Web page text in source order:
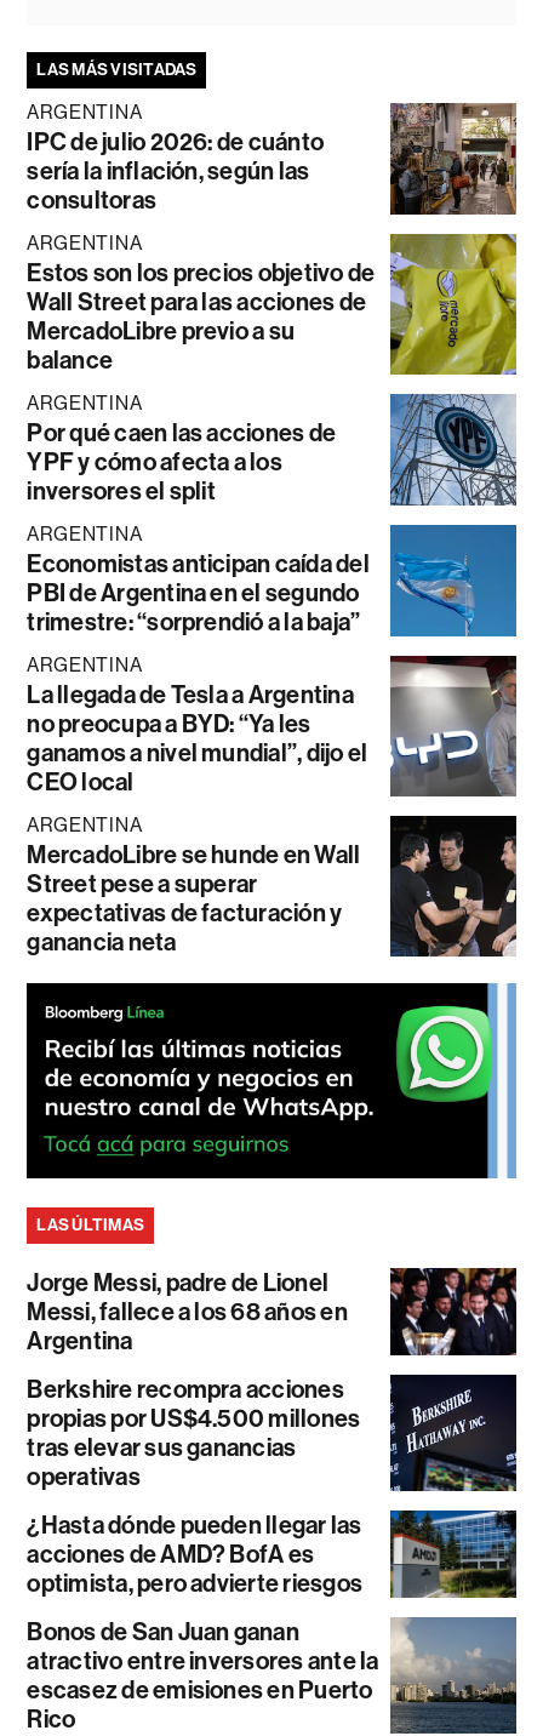
LAS MÁS VISITADAS
ARGENTINA
IPC de julio 2026: de cuánto
sería la inflación, según las
consultoras
ARGENTINA
Estos son los precios objetivo de
Wall Street para las acciones de
MercadoLibre previo a su
balance
ARGENTINA
Por qué caen las acciones de
YPF y cómo afecta a los
inversores el split
ARGENTINA
Economistas anticipan caída del
PBI de Argentina en el segundo
trimestre: “sorprendió a la baja”
ARGENTINA
La llegada de Tesla a Argentina
no preocupa a BYD: “Ya les
ganamos a nivel mundial”, dijo el
CEO local
ARGENTINA
MercadoLibre se hunde en Wall
Street pese a superar
expectativas de facturación y
ganancia neta
LAS ÚLTIMAS
Jorge Messi, padre de Lionel
Messi, fallece a los 68 años en
Argentina
Berkshire recompra acciones
propias por US$4.500 millones
tras elevar sus ganancias
operativas
¿Hasta dónde pueden llegar las
acciones de AMD? BofA es
optimista, pero advierte riesgos
Bonos de San Juan ganan
atractivo entre inversores ante la
escasez de emisiones en Puerto
Rico